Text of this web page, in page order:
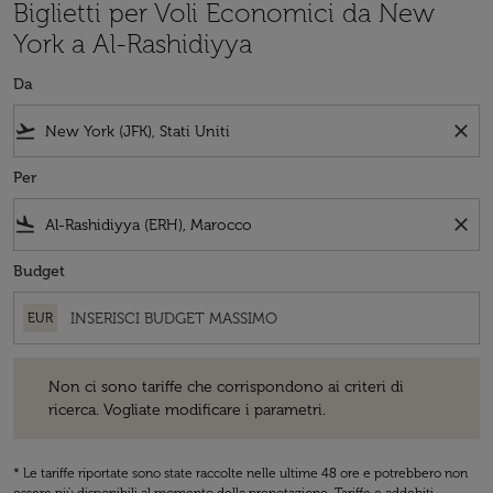
Biglietti per Voli Economici da New
York a Al-Rashidiyya
Da
flight_takeoff close
Per
flight_land close
Budget
EUR
Non ci sono tariffe che corrispondono ai criteri di
ricerca. Vogliate modificare i parametri.
* Le tariffe riportate sono state raccolte nelle ultime 48 ore e potrebbero non